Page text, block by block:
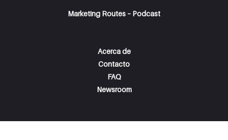
Marketing Routes – Podcast
Acerca de
Contacto
FAQ
Newsroom